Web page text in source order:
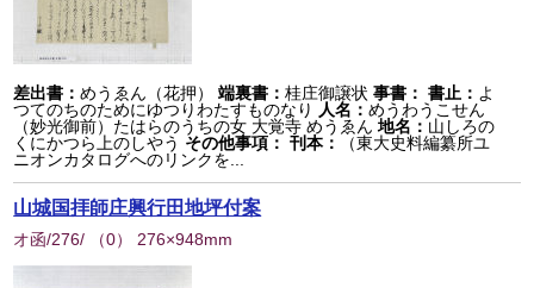
差出書：めうゑん（花押） 端裏書：桂庄御譲状 事書： 書止： よ
つてのちのためにゆつりわたすものなり
人名：めうわうこせん
（妙光御前）たはらのうちの女 大覚寺 めうゑん 地名： 山しろの
くにかつら上のしやう その他事項： 刊本：
（東大史料編纂所ユ
ニオンカタログへのリンクを...
山城国拝師庄興行田地坪付案
オ函/276/ （0） 276×948mm